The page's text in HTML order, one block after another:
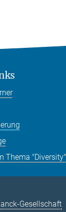
Thema "Diversity"
Gesellschaft